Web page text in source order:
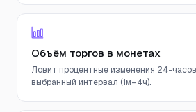
Объём торгов в монетах
Ловит процентные изменения 24-
выбранный интервал (1м–4ч).